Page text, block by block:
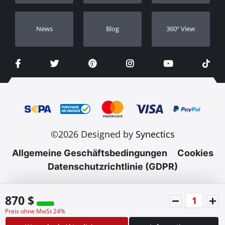
870 $
Preis ohne MwSt 24%
Νews Blog 360º View
©2026 Designed by Synectics
Allgemeine Geschäftsbedingungen
Cookies
Datenschutzrichtlinie (GDPR)